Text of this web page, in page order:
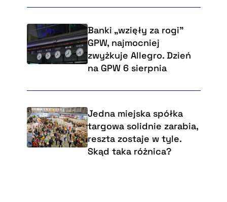
Banki „wzięły za rogi"
GPW, najmocniej
zwyżkuje Allegro. Dzień
na GPW 6 sierpnia
Jedna miejska spółka
targowa solidnie zarabia,
reszta zostaje w tyle.
Skąd taka różnica?